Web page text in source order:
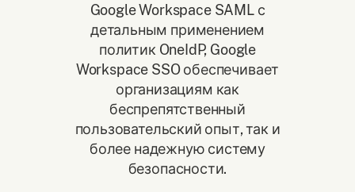
Google Workspace SAML с
детальным применением
политик OneIdP, Google
Workspace SSO обеспечивает
организациям как
беспрепятственный
пользовательский опыт, так и
более надежную систему
безопасности.